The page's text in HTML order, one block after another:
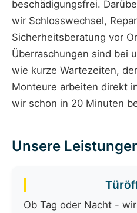
beschädigungsfrei.
wir Schlosswechsel,
Sicherheitsberatung vor
Überraschungen sind bei
wie kurze Wartezeiten,
Monteure arbeiten direkt
wir schon in 20 Minuten
Unsere
Ob Tag oder Nacht -